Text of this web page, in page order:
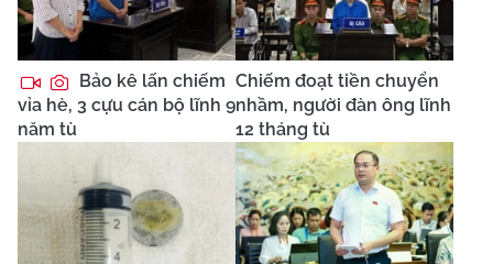
Bảo kê lấn chiếm
vỉa hè, 3 cựu cán bộ lĩnh 9
năm tù
Chiếm đoạt tiền chuyển
nhầm, người đàn ông lĩnh
12 tháng tù